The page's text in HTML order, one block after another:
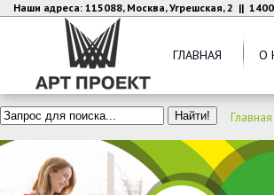
Наши адреса: 115088, Москва, Угрешская, 2 ||
ГЛАВНАЯ О
Главная